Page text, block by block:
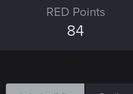
RED Points
84